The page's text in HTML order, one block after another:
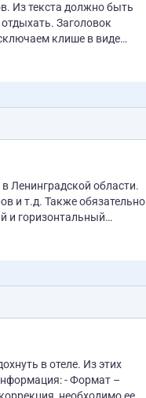
Из текста должно быть
отдыхать. Заголовок
клише в виде
Ленинградской области.
и т.д. Также обязательно